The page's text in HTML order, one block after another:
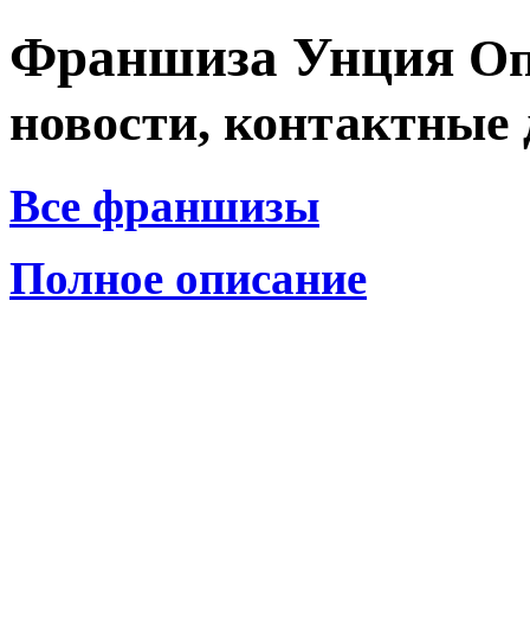
Франшиза Унция
новости,
Все франшизы
Полное описание